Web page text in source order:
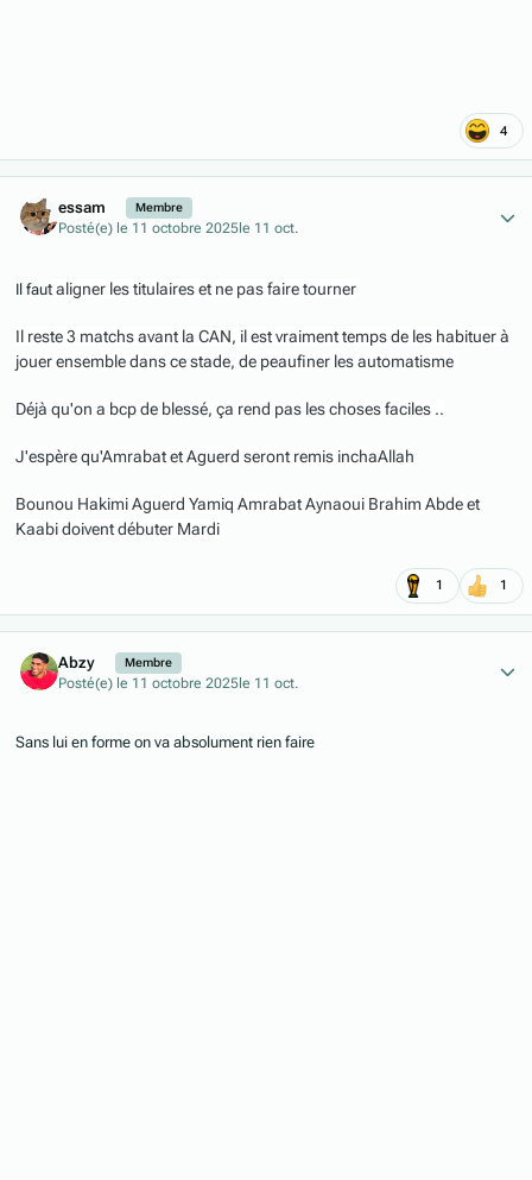
4
essam Membre
Posté(e) le 11 octobre 2025 le 11 oct.
Il faut aligner les titulaires et ne pas faire tourner
Il reste 3 matchs avant la CAN, il est vraiment temps de les habituer à
jouer ensemble dans ce stade, de peaufiner les automatisme
Déjà qu'on a bcp de blessé, ça rend pas les choses faciles ..
J'espère qu'Amrabat et Aguerd seront remis inchaAllah
Bounou Hakimi Aguerd Yamiq Amrabat Aynaoui Brahim Abde et
Kaabi doivent débuter Mardi
1 1
Abzy Membre
Posté(e) le 11 octobre 2025 le 11 oct.
Sans lui en forme on va absolument rien faire